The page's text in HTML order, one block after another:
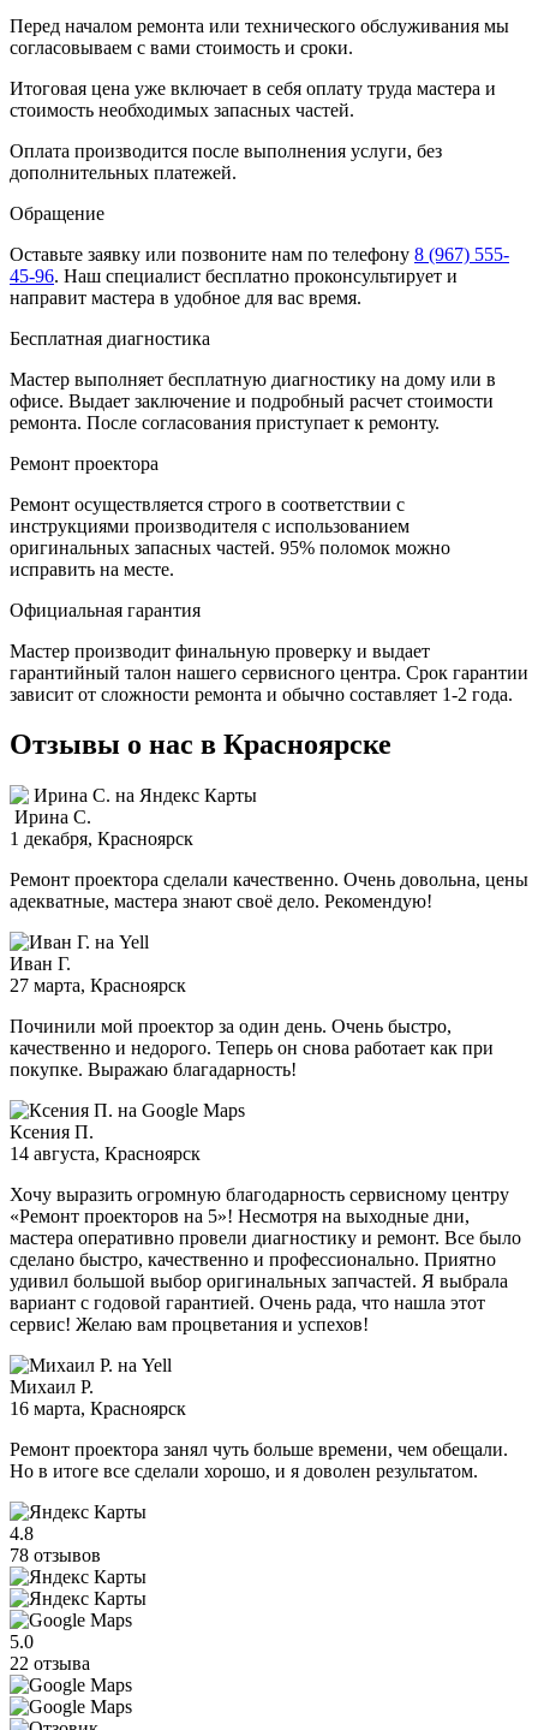
Перед началом ремонта или технического обслуживания мы
согласовываем с вами стоимость и сроки.
Итоговая цена уже включает в себя оплату труда мастера и
стоимость необходимых запасных частей.
Оплата производится после выполнения услуги, без
дополнительных платежей.
Обращение
Оставьте заявку или позвоните нам по телефону 8 (967) 555-
45-96. Наш специалист бесплатно проконсультирует и
направит мастера в удобное для вас время.
Бесплатная диагностика
Мастер выполняет бесплатную диагностику на дому или в
офисе. Выдает заключение и подробный расчет стоимости
ремонта. После согласования приступает к ремонту.
Ремонт проектора
Ремонт осуществляется строго в соответствии с
инструкциями производителя с использованием
оригинальных запасных частей. 95% поломок можно
исправить на месте.
Официальная гарантия
Мастер производит финальную проверку и выдает
гарантийный талон нашего сервисного центра. Срок гарантии
зависит от сложности ремонта и обычно составляет 1-2 года.
Отзывы о нас в Красноярске
Ирина С.
1 декабря, Красноярск
Ремонт проектора сделали качественно. Очень довольна, цены
адекватные, мастера знают своё дело. Рекомендую!
Иван Г.
27 марта, Красноярск
Починили мой проектор за один день. Очень быстро,
качественно и недорого. Теперь он снова работает как при
покупке. Выражаю благадарность!
Ксения П.
14 августа, Красноярск
Хочу выразить огромную благодарность сервисному центру
«Ремонт проекторов на 5»! Несмотря на выходные дни,
мастера оперативно провели диагностику и ремонт. Все было
сделано быстро, качественно и профессионально. Приятно
удивил большой выбор оригинальных запчастей. Я выбрала
вариант с годовой гарантией. Очень рада, что нашла этот
сервис! Желаю вам процветания и успехов!
Михаил Р.
16 марта, Красноярск
Ремонт проектора занял чуть больше времени, чем обещали.
Но в итоге все сделали хорошо, и я доволен результатом.
4.8
78 отзывов
5.0
22 отзыва